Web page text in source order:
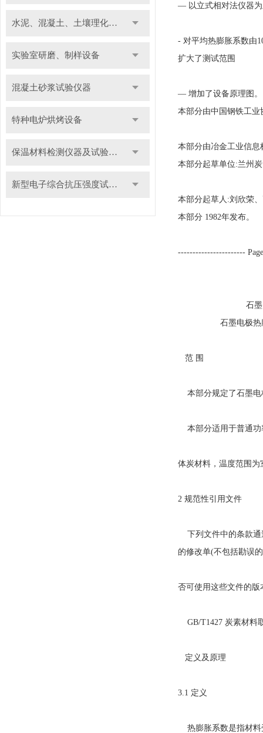
水泥、混凝土、土壤理化检测仪器及装置
实验室研磨、制样设备
混凝土砂浆试验仪器
特种电炉烘烤设备
保温材料检测仪器及试验装置
新型电子综合抗压强度试验机
— 以立式相对法仪器
- 对平均热膨胀系数由
扩大了测试范围
— 增加了设备原理图。
本部分由中国钢铁工业
本部分由冶金工业信息
本部分起草单位:兰州
本部分起草人:刘欣荣
本部分 1982年发布。
-----------------------
石墨电极
石墨电极热膨胀
范 围
本部分规定了石墨电
本部分适用于普通功
体炭材料，温度范围
2 规范性引用文件
下列文件中的条款通
的修改单(不包括勘误
否可使用这些文件的
GB/T1427 炭素材料
定义及原理
3.1 定义
热膨胀系数是指材料